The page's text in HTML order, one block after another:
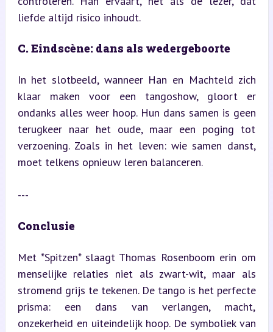
liefde altijd risico inhoudt.
C. Eindscène: dans als wedergeboorte
In het slotbeeld, wanneer Han en Machteld zich
klaar maken voor een tangoshow, gloort er
ondanks alles weer hoop. Hun dans samen is geen
terugkeer naar het oude, maar een poging tot
verzoening. Zoals in het leven: wie samen danst,
moet telkens opnieuw leren balanceren.
---
Conclusie
Met *Spitzen* slaagt Thomas Rosenboom erin om
menselijke relaties niet als zwart-wit, maar als
stromend grijs te tekenen. De tango is het perfecte
prisma: een dans van verlangen, macht,
onzekerheid en uiteindelijk hoop. De symboliek van